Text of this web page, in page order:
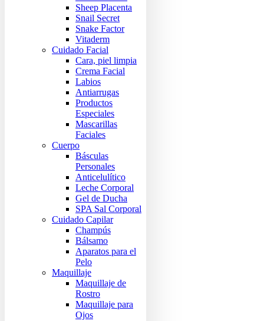
Sheep Placenta
Snail Secret
Snake Factor
Vitaderm
Cuidado Facial
Cara, piel limpia
Crema Facial
Labios
Antiarrugas
Productos
Especiales
Mascarillas
Faciales
Cuerpo
Básculas
Personales
Anticelulítico
Leche Corporal
Gel de Ducha
SPA Sal Corporal
Cuidado Capilar
Champús
Bálsamo
Aparatos para el
Pelo
Maquillaje
Maquillaje de
Rostro
Maquillaje para
Ojos